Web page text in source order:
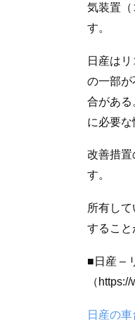
気装置（
す。
日産は
の一部
合があ
に必要
改善措置
す。
所有し
すること
■日産 –
（
日産の車